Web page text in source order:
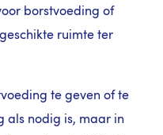
borstvoeding of
ruimte ter
te geven of te
als nodig is, maar in